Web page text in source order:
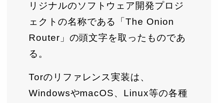
リジナルのソフトウェア開発プロジ
ェクトの名称である「The Onion
Router」の頭文字を取ったものであ
る。
Torのリファレンス実装は、
WindowsやmacOS、Linux等の各種